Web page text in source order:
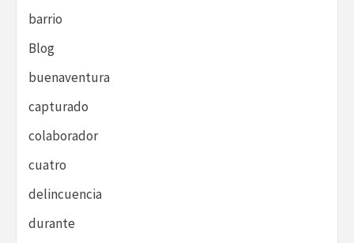
barrio
Blog
buenaventura
capturado
colaborador
cuatro
delincuencia
durante